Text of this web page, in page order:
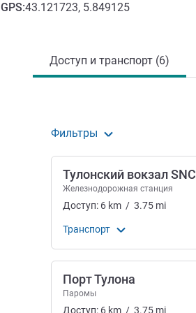
GPS:43.121723, 5.849125
Доступ и транспорт (6)
Фильтры
Тулонский вокзал
Железнодорожная станция
Доступ: 6 km / 3.75 mi
Транспорт
Порт Тулона
Паромы
Доступ: 6 km / 3.75 mi